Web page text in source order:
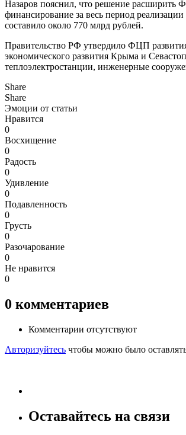
Назаров пояснил, что решение расширить
финансирование за весь период
составило около 770 млрд рублей.
Правительство РФ утвердило ФЦП
экономического развития Крыма и
теплоэлектростанции, инженерные
Share
Share
Эмоции от статьи
Нравится
0
Восхищение
0
Радость
0
Удивление
0
Подавленность
0
Грусть
0
Разочарование
0
Не нравится
0
0 комментариев
Комментарии отсутствуют
Авторизуйтесь чтобы можно было
Оставайтесь на связи